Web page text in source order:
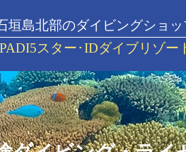
垣島北部のダイビングショッ
PADI5スター･IDダイブリゾー